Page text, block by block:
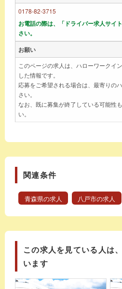
0178-82-3715
お電話の際は、「ドライバー求人サイ
さい。
お願い
このページの求人は、ハローワークイ
した情報です。
応募をご希望される場合は、最寄りの
さい。
なお、既に募集が終了している可能性
い。
関連条件
青森県の求人 八戸市の求人
この求人を見ている人は
います